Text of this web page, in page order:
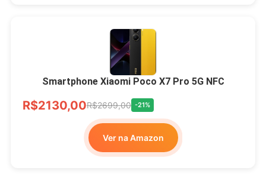
Smartphone Xiaomi Poco X7 Pro 5G NFC
R$2130,00R$2699,00 -21%
Ver na Amazon